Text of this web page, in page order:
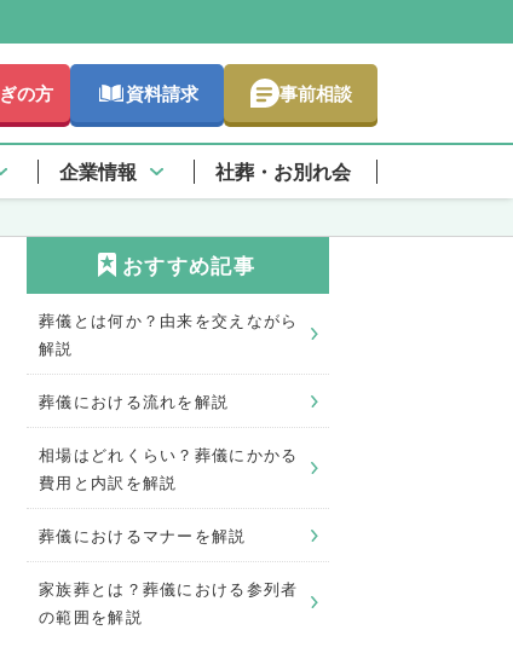
の方 資料請求 事前相談
企業情報 社葬・お別れ会
おすすめ記事
葬儀とは何か？由来を交えながら
解説
葬儀における流れを解説
相場はどれくらい？葬儀にかかる
費用と内訳を解説
葬儀におけるマナーを解説
家族葬とは？葬儀における参列者
の範囲を解説